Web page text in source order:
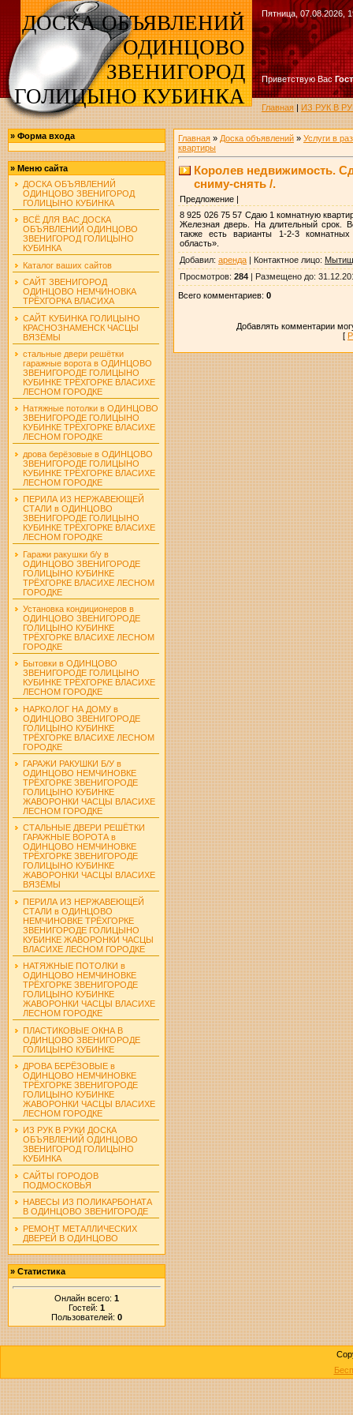
ДОСКА ОБЪЯВЛЕНИЙ
ОДИНЦОВО
ЗВЕНИГОРОД
ГОЛИЦЫНО КУБИНКА
Пятница, 07.08.2026,
Приветствую Вас
Главная|ИЗ РУК В
» Форма входа
» Меню сайта
ДОСКА ОБЪЯВЛЕНИЙ
ОДИНЦОВО ЗВЕНИГОРОД
ГОЛИЦЫНО КУБИНКА
ВСЁ ДЛЯ ВАС ДОСКА
ОБЪЯВЛЕНИЙ ОДИНЦОВО
ЗВЕНИГОРОД ГОЛИЦЫНО
КУБИНКА
Каталог ваших сайтов
САЙТ ЗВЕНИГОРОД
ОДИНЦОВО НЕМЧИНОВКА
ТРЁХГОРКА ВЛАСИХА
САЙТ КУБИНКА ГОЛИЦЫНО
КРАСНОЗНАМЕНСК ЧАСЦЫ
ВЯЗЁМЫ
стальные двери решётки
гаражные ворота в ОДИНЦОВО
ЗВЕНИГОРОДЕ ГОЛИЦЫНО
КУБИНКЕ ТРЁХГОРКЕ ВЛАСИХЕ
ЛЕСНОМ ГОРОДКЕ
Натяжные потолки в ОДИНЦОВО
ЗВЕНИГОРОДЕ ГОЛИЦЫНО
КУБИНКЕ ТРЁХГОРКЕ ВЛАСИХЕ
ЛЕСНОМ ГОРОДКЕ
дрова берёзовые в ОДИНЦОВО
ЗВЕНИГОРОДЕ ГОЛИЦЫНО
КУБИНКЕ ТРЁХГОРКЕ ВЛАСИХЕ
ЛЕСНОМ ГОРОДКЕ
ПЕРИЛА ИЗ НЕРЖАВЕЮЩЕЙ
СТАЛИ в ОДИНЦОВО
ЗВЕНИГОРОДЕ ГОЛИЦЫНО
КУБИНКЕ ТРЁХГОРКЕ ВЛАСИХЕ
ЛЕСНОМ ГОРОДКЕ
Гаражи ракушки б/у в
ОДИНЦОВО ЗВЕНИГОРОДЕ
ГОЛИЦЫНО КУБИНКЕ
ТРЁХГОРКЕ ВЛАСИХЕ ЛЕСНОМ
ГОРОДКЕ
Установка кондиционеров в
ОДИНЦОВО ЗВЕНИГОРОДЕ
ГОЛИЦЫНО КУБИНКЕ
ТРЁХГОРКЕ ВЛАСИХЕ ЛЕСНОМ
ГОРОДКЕ
Бытовки в ОДИНЦОВО
ЗВЕНИГОРОДЕ ГОЛИЦЫНО
КУБИНКЕ ТРЁХГОРКЕ ВЛАСИХЕ
ЛЕСНОМ ГОРОДКЕ
НАРКОЛОГ НА ДОМУ в
ОДИНЦОВО ЗВЕНИГОРОДЕ
ГОЛИЦЫНО КУБИНКЕ
ТРЁХГОРКЕ ВЛАСИХЕ ЛЕСНОМ
ГОРОДКЕ
ГАРАЖИ РАКУШКИ Б/У в
ОДИНЦОВО НЕМЧИНОВКЕ
ТРЁХГОРКЕ ЗВЕНИГОРОДЕ
ГОЛИЦЫНО КУБИНКЕ
ЖАВОРОНКИ ЧАСЦЫ ВЛАСИХЕ
ЛЕСНОМ ГОРОДКЕ
СТАЛЬНЫЕ ДВЕРИ РЕШЁТКИ
ГАРАЖНЫЕ ВОРОТА в
ОДИНЦОВО НЕМЧИНОВКЕ
ТРЁХГОРКЕ ЗВЕНИГОРОДЕ
ГОЛИЦЫНО КУБИНКЕ
ЖАВОРОНКИ ЧАСЦЫ ВЛАСИХЕ
ВЯЗЁМЫ
ПЕРИЛА ИЗ НЕРЖАВЕЮЩЕЙ
СТАЛИ в ОДИНЦОВО
НЕМЧИНОВКЕ ТРЁХГОРКЕ
ЗВЕНИГОРОДЕ ГОЛИЦЫНО
КУБИНКЕ ЖАВОРОНКИ ЧАСЦЫ
ВЛАСИХЕ ЛЕСНОМ ГОРОДКЕ
НАТЯЖНЫЕ ПОТОЛКИ в
ОДИНЦОВО НЕМЧИНОВКЕ
ТРЁХГОРКЕ ЗВЕНИГОРОДЕ
ГОЛИЦЫНО КУБИНКЕ
ЖАВОРОНКИ ЧАСЦЫ ВЛАСИХЕ
ЛЕСНОМ ГОРОДКЕ
ПЛАСТИКОВЫЕ ОКНА В
ОДИНЦОВО ЗВЕНИГОРОДЕ
ГОЛИЦЫНО КУБИНКЕ
ДРОВА БЕРЁЗОВЫЕ в
ОДИНЦОВО НЕМЧИНОВКЕ
ТРЁХГОРКЕ ЗВЕНИГОРОДЕ
ГОЛИЦЫНО КУБИНКЕ
ЖАВОРОНКИ ЧАСЦЫ ВЛАСИХЕ
ЛЕСНОМ ГОРОДКЕ
ИЗ РУК В РУКИ ДОСКА
ОБЪЯВЛЕНИЙ ОДИНЦОВО
ЗВЕНИГОРОД ГОЛИЦЫНО
КУБИНКА
САЙТЫ ГОРОДОВ
ПОДМОСКОВЬЯ
НАВЕСЫ ИЗ ПОЛИКАРБОНАТА
В ОДИНЦОВО ЗВЕНИГОРОДЕ
РЕМОНТ МЕТАЛЛИЧЕСКИХ
ДВЕРЕЙ В ОДИНЦОВО
» Статистика
Онлайн всего: 1
Гостей: 1
Пользователей: 0
Главная» Доска объявлений» Услуги в
квартиры
Королев недвижимость.
сниму-снять /.
Предложение |
8 925 026 75 57 Сдаю 1 комнатную
Железная дверь. На длительный срок.
также есть варианты 1-2-3
область».
Добавил: аренда| Контактное лицо:
Просмотров: 284| Размещено до:
Всего комментариев: 0
Добавлять комментарии
[